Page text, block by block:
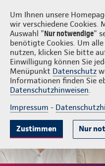
Um Ihnen unsere
wir verschiedene
Auswahl "Nur notwendige"
benötigte Cookies. Um
nutzen, klicken Sie bitte
Einwilligung können Sie
Menüpunkt Datenschutz
Informationen finden Sie
Datenschutzhinweisen.
Impressum -
Zustimmen Nur
Albers & Martens GmbH &
Gute Gründe Tarife &